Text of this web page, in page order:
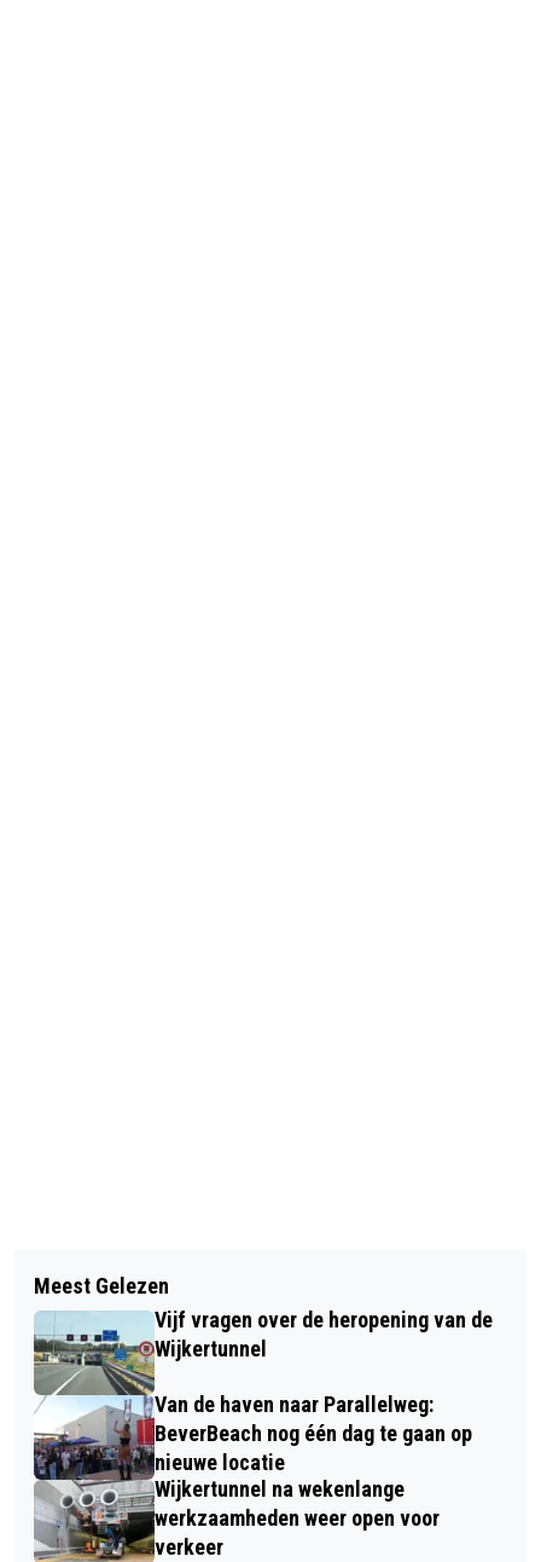
MAN TIJDENS KERSTNACHT
MISHANDELD EN BEROOFD OP
FIETSPAD AAGTENPOORT
INZAMELING KERSTBOMEN IN
BEVERWIJK
Meest Gelezen
Vijf vragen over de heropening van de
Wijkertunnel
Van de haven naar Parallelweg:
BeverBeach nog één dag te gaan op
nieuwe locatie
Wijkertunnel na wekenlange
werkzaamheden weer open voor
verkeer